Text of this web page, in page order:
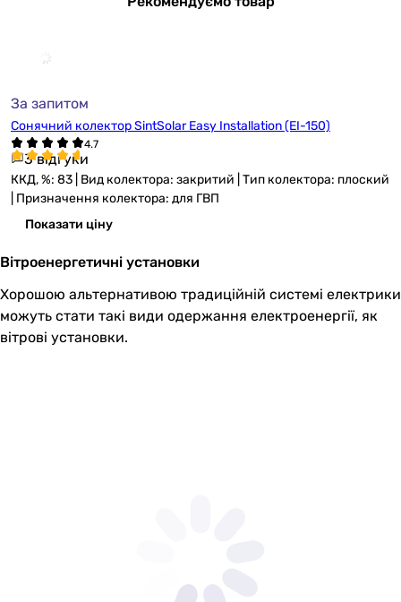
За запитом
Сонячний колектор SintSolar Easy Installation (EI-150)
3 відгуки
ККД, %: 83 | Вид колектора: закритий | Тип колектора: плоский
| Призначення колектора: для ГВП
Показати ціну
Вітроенергетичні установки
Хорошою альтернативою традиційній системі електрики
можуть стати такі види одержання електроенергії, як
вітрові установки.